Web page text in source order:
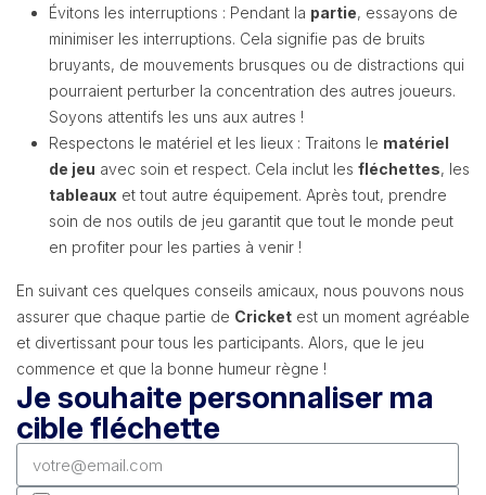
Évitons les interruptions : Pendant la partie, essayons de
minimiser les interruptions. Cela signifie pas de bruits
bruyants, de mouvements brusques ou de distractions qui
pourraient perturber la concentration des autres joueurs.
Soyons attentifs les uns aux autres !
Respectons le matériel et les lieux : Traitons le matériel
de jeu avec soin et respect. Cela inclut les fléchettes, les
tableaux et tout autre équipement. Après tout, prendre
soin de nos outils de jeu garantit que tout le monde peut
en profiter pour les parties à venir !
En suivant ces quelques conseils amicaux, nous pouvons nous
assurer que chaque partie de Cricket est un moment agréable
et divertissant pour tous les participants. Alors, que le jeu
commence et que la bonne humeur règne !
Je souhaite personnaliser ma
cible fléchette